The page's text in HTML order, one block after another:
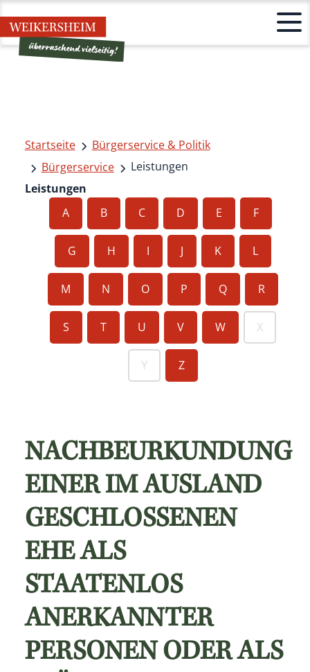
Startseite
Bürgerservice & Politik
Bürgerservice
Leistungen
Leistungen
A
B C D E F
G H I J K L
M N O P Q R
S T U V W X
Y Z
NACHBEURKUNDUNG
EINER IM AUSLAND
GESCHLOSSENEN
EHE ALS
STAATENLOS
ANERKANNTER
PERSONEN ODER ALS